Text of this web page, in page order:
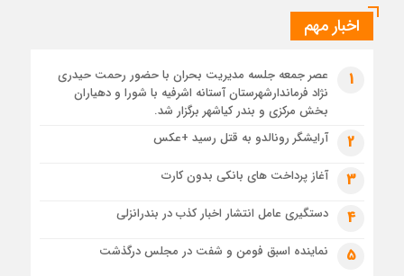
تشییع پیکر مطهر رهبر شهید انقلاب در مسجد جمکران
قم، یکپارچه در سوگ و حماسه؛ بدرقه باشکوه امام مجاهد
رهبرشهید
مراسم تشییع پیکر رهبر شهید در قم به پایان رسید
اخبار مهم
1
عصر جمعه جلسه مدیریت بحران با حضور رحمت حیدری
نژاد فرماندارشهرستان آستانه اشرفیه با شورا و دهیاران
بخش مرکزی و بندر کیاشهر برگزار شد.
2 آرایشگر رونالدو به قتل رسید +عکس
3 آغاز پرداخت های بانکی بدون کارت
4 دستگیری عامل انتشار اخبار کذب در بندرانزلی
5 نماینده اسبق فومن و شفت در مجلس درگذشت